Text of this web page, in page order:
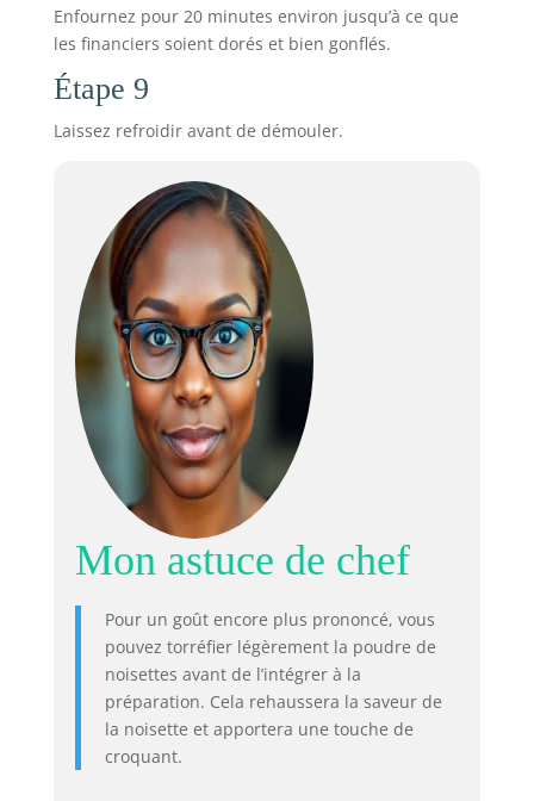
Enfournez pour 20 minutes environ jusqu’à ce que
les financiers soient dorés et bien gonflés.
Étape 9
Laissez refroidir avant de démouler.
Mon astuce de chef
Pour un goût encore plus prononcé, vous
pouvez torréfier légèrement la poudre de
noisettes avant de l’intégrer à la
préparation. Cela rehaussera la saveur de
la noisette et apportera une touche de
croquant.